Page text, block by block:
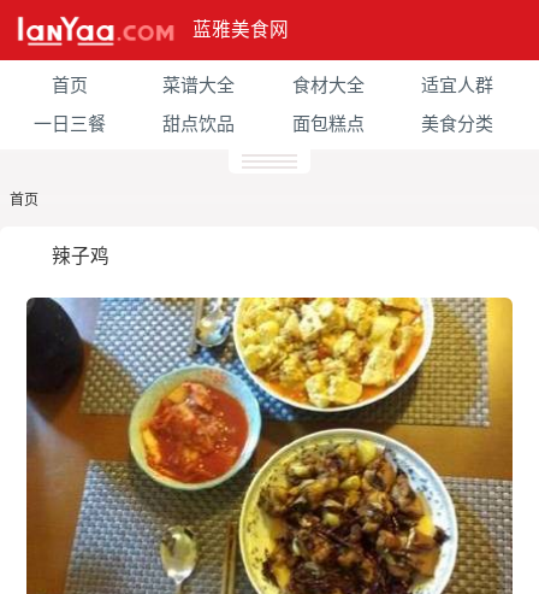
蓝雅美食网
首页 菜谱大全 食材大全
适宜人群
一日三餐
甜点饮品 面包糕点 美食分类
首页
辣子鸡